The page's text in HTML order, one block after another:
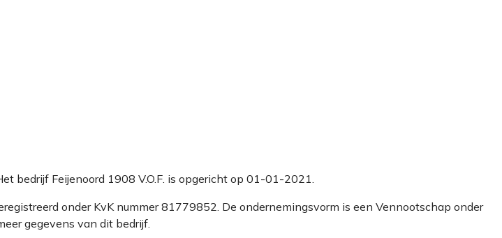
bedrijf Feijenoord 1908 V.O.F. is opgericht op 01-01-2021.
onder KvK nummer 81779852. De ondernemingsvorm is een Vennootschap onder
gegevens van dit bedrijf.